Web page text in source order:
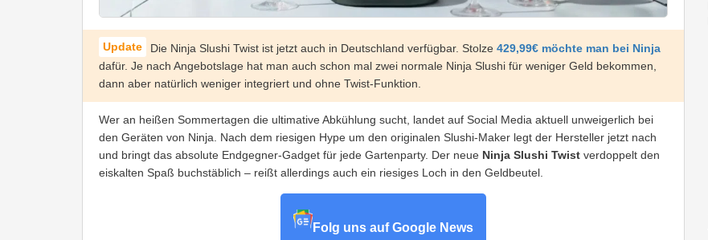
Die Ninja Slushi Twist ist jetzt auch in Deutschland verfügbar. Stolze 429,99€ möchte man bei Ninja
dafür. Je nach Angebotslage hat man auch schon mal zwei normale Ninja Slushi für weniger Geld bekommen,
dann aber natürlich weniger integriert und ohne Twist-Funktion.
Wer an heißen Sommertagen die ultimative Abkühlung sucht, landet auf Social Media aktuell unweigerlich bei
den Geräten von Ninja. Nach dem riesigen Hype um den originalen Slushi-Maker legt der Hersteller jetzt nach
und bringt das absolute Endgegner-Gadget für jede Gartenparty. Der neue Ninja Slushi Twist verdoppelt den
eiskalten Spaß buchstäblich – reißt allerdings auch ein riesiges Loch in den Geldbeutel.
Folg uns auf Google News